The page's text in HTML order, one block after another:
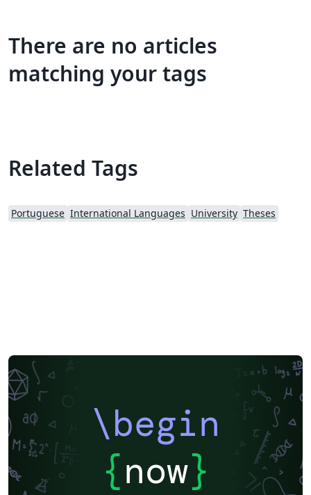
There are no articles
matching your tags
Related Tags
Portuguese International Languages University Theses
\begin
{now}